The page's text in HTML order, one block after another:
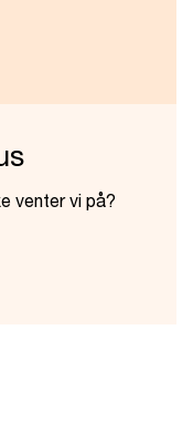
venter vi på?